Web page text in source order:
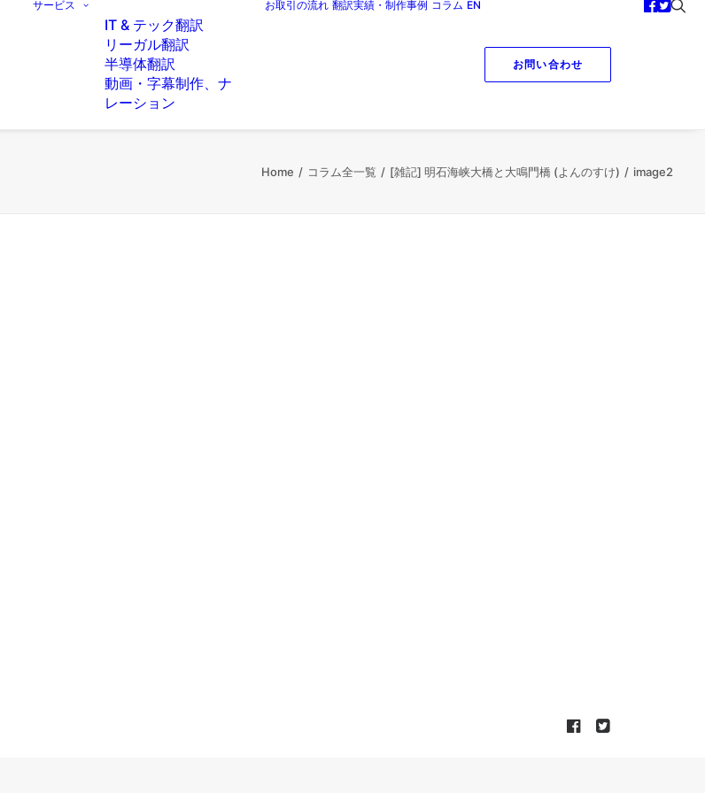
サービス
IT & テック翻訳
リーガル翻訳
半導体翻訳
動画・字幕制作、ナ
レーション
お取引の流れ 翻訳実績・制作事例 コラム EN
お問い合わせ
Home コラム全一覧 [雑記] 明石海峡大橋と大鳴門橋 (よんのすけ) image2